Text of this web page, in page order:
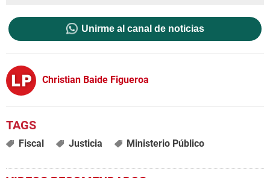
Unirme al canal de noticias
Christian Baide Figueroa
Fiscal Justicia Ministerio Público